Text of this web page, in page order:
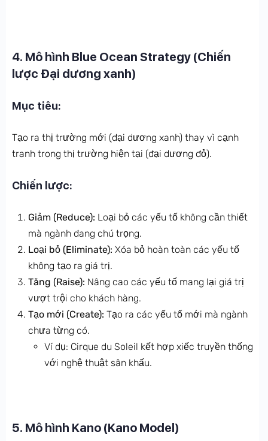
4. Mô hình Blue Ocean Strategy (Chiến
lược Đại dương xanh)
Mục tiêu:
Tạo ra thị trường mới (đại dương xanh) thay vì cạnh
tranh trong thị trường hiện tại (đại dương đỏ).
Chiến lược:
Giảm (Reduce): Loại bỏ các yếu tố không cần thiết
mà ngành đang chú trọng.
Loại bỏ (Eliminate): Xóa bỏ hoàn toàn các yếu tố
không tạo ra giá trị.
Tăng (Raise): Nâng cao các yếu tố mang lại giá trị
vượt trội cho khách hàng.
Tạo mới (Create): Tạo ra các yếu tố mới mà ngành
chưa từng có.
Ví dụ: Cirque du Soleil kết hợp xiếc truyền thống
với nghệ thuật sân khấu.
5. Mô hình Kano (Kano Model)